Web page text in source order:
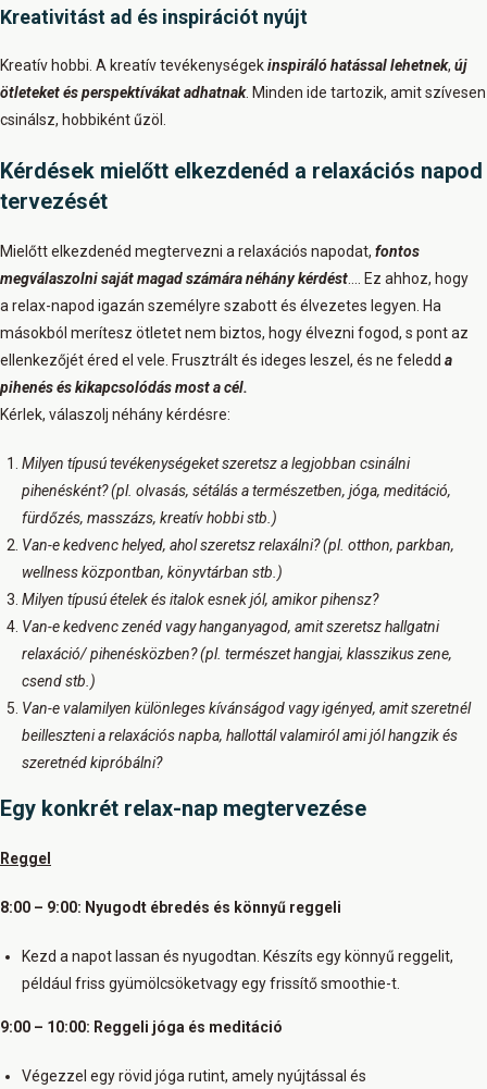
Kreativitást ad és inspirációt nyújt
Kreatív hobbi. A kreatív tevékenységekinspiráló hatással lehetnek, új
ötleteket és perspektívákat adhatnak. Minden ide tartozik, amit szívesen
csinálsz, hobbiként űzöl.
Kérdések mielőtt elkezdenéd a relaxációs napod
tervezését
Mielőtt elkezdenéd megtervezni a relaxációs napodat, fontos
megválaszolni saját magad számára néhány kérdést …. Ez ahhoz, hogy
a relax-napod igazán személyre szabott és élvezetes legyen. Ha
másokból merítesz ötletet nem biztos, hogy élvezni fogod, s pont az
ellenkezőjét éred el vele. Frusztrált és ideges leszel, és ne feledd a
pihenés és kikapcsolódás most a cél.
Kérlek, válaszolj néhány kérdésre:
Milyen típusú tevékenységeket szeretsz a legjobban csinálni
pihenésként? (pl. olvasás, sétálás a természetben, jóga, meditáció,
fürdőzés, masszázs, kreatív hobbi stb.)
Van-e kedvenc helyed, ahol szeretsz relaxálni? (pl. otthon, parkban,
wellness központban, könyvtárban stb.)
Milyen típusú ételek és italok esnek jól, amikor pihensz?
Van-e kedvenc zenéd vagy hanganyagod, amit szeretsz hallgatni
relaxáció/ pihenésközben? (pl. természet hangjai, klasszikus zene,
csend stb.)
Van-e valamilyen különleges kívánságod vagy igényed, amit szeretnél
beilleszteni a relaxációs napba, hallottál valamiról ami jól hangzik és
szeretnéd kipróbálni?
Egy konkrét relax-nap megtervezése
Reggel
8:00 – 9:00: Nyugodt ébredés és könnyű reggeli
Kezd a napot lassan és nyugodtan. Készíts egy könnyű reggelit,
például friss gyümölcsöketvagy egy frissítő smoothie-t.
9:00 – 10:00: Reggeli jóga és meditáció
Végezzel egy rövid jóga rutint, amely nyújtással és